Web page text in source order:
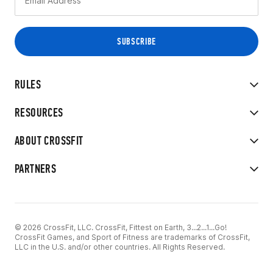
RULES
RESOURCES
ABOUT CROSSFIT
PARTNERS
© 2026 CrossFit, LLC. CrossFit, Fittest on Earth, 3...2...1...Go!
CrossFit Games, and Sport of Fitness are trademarks of CrossFit,
LLC in the U.S. and/or other countries. All Rights Reserved.